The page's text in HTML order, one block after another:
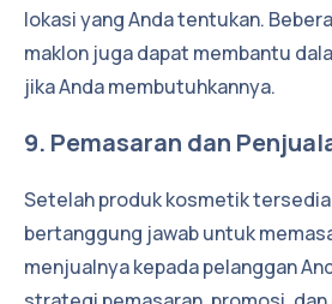
lokasi yang Anda tentukan.
maklon juga dapat membantu
jika Anda membutuhkannya.
9. Pemasaran dan
Setelah produk kosmetik
bertanggung jawab untuk
menjualnya kepada pelanggan